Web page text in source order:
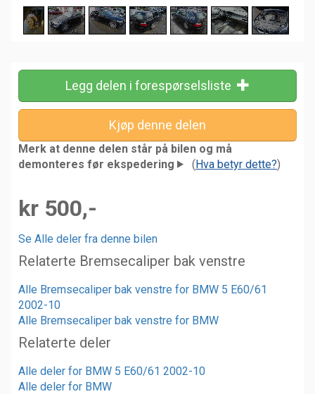
Legg delen i forespørselsliste
Merk at denne delen står på bilen og må
demonteres før ekspedering
(Hva betyr dette?)
kr 500,-
Se Alle deler fra denne bilen
Relaterte Bremsecaliper bak venstre
Alle Bremsecaliper bak venstre for BMW 5 E60/61
2002-10
Alle Bremsecaliper bak venstre for BMW
Relaterte deler
Alle deler for BMW 5 E60/61 2002-10
Alle deler for BMW